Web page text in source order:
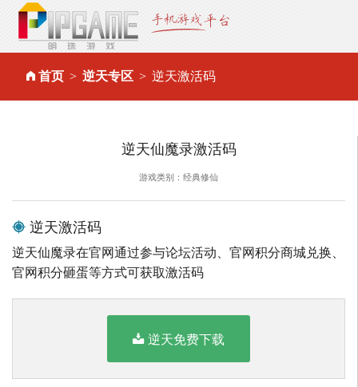
首页 逆天专区 逆天激活码
逆天仙魔录激活码
游戏类别：经典修仙
逆天激活码
逆天仙魔录在官网通过参与论坛活动、官网积分商城兑换、
官网积分砸蛋等方式可获取激活码
逆天免费下载